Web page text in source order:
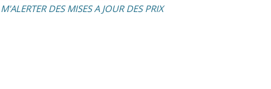
M'ALERTER DES MISES A JOUR DES PRIX